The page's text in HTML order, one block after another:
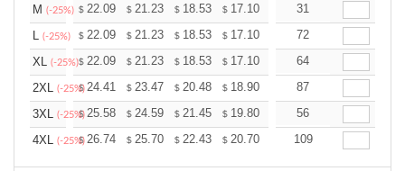
M (-25%) $ 22.09 $ 21.23 $ 18.53 $ 17.10 16.24
31
L (-25%) $ 22.09 $ 21.23 $ 18.53 $ 17.10 16.24
72
XL (-25%)$ 22.09 $ 21.23 $ 18.53 $ 17.10 16.24
64
2XL (-25%)
$24.41 $ 23.47 $ 20.48 $ 18.90 17.96
87
3XL (-25%)
$25.58 $ 24.59 $ 21.45 $ 19.80 18.81
56
4XL (-25%)
$26.74 $ 25.70 $ 22.43 $ 20.70 19.67
109